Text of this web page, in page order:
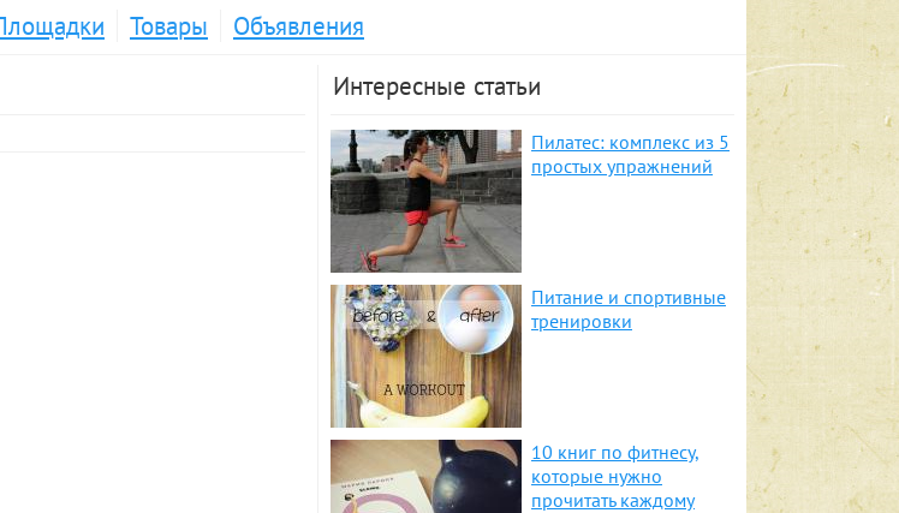
Товары
Объявления
Интересные статьи
Пилатес: комплекс из 5
простых упражнений
Питание и спортивные
тренировки
10 книг по фитнесу,
которые нужно
прочитать каждому